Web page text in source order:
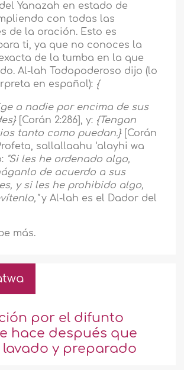
Yanazah en estado de
con todas las
de la oración. Esto es
ti, ya que no conoces la
de la tumba en la que
Al-lah Todopoderoso dijo (lo
en español): {
a nadie por encima de sus
[Corán 2:286], y: {Tengan
tanto como puedan.} [Corán
sallallaahu ‘alayhi wa
"Si les he ordenado algo,
de acuerdo a sus
y si les he prohibido algo,
y Al-lah es el Dador del
más.
por el difunto
hace después que
lavado y preparado